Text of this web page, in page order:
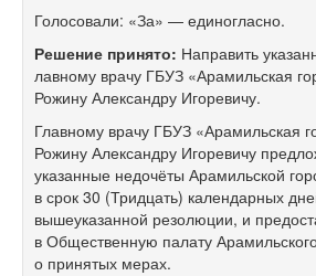
Голосовали: «За» — единогласно.
Решение принято: Направить
лавному врачу ГБУЗ «Арамильская
Рожину Александру Игоревичу.
Главному врачу ГБУЗ «Арамильская
Рожину Александру Игоревичу
указанные недочёты Арамильской
в срок 30 (Тридцать) календарных
вышеуказанной резолюции, и
в Общественную палату
о принятых мерах.